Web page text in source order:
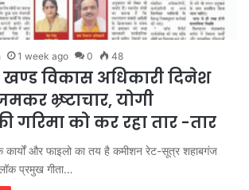
1 week ago 0 48
विकास अधिकारी दिनेश
भ्र्ष्टाचार, योगी
गरिमा को कर रहा तार -तार
कार्यों और फाइलो का तय है कमीशन रेट-सूत्र शहाबगंज
प्रमुख गीता…